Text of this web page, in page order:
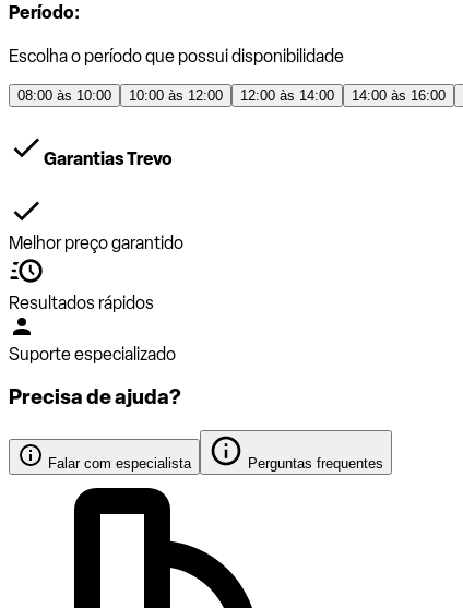
Período:
Escolha o período que possui disponibilidade
08:00 às 10:00 10:00 às 12:00 12:00 às 14:00 14:00 às 16:00
Garantias Trevo
Melhor preço garantido
Resultados rápidos
Suporte especializado
Precisa de ajuda?
Falar com especialista Perguntas frequentes